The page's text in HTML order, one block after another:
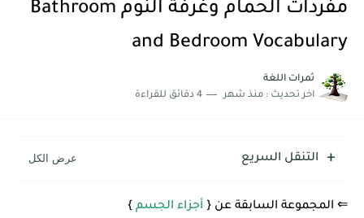
مفردات الحمام وغرفة النوم Bathroom
and Bedroom Vocabulary
ثمرات اللغة
اخر تحديث : منذ شهر 4 دقائق للقراءة
التنقل السريع
⇐ المجموعة السابقة عن { أجزاء الجسم }